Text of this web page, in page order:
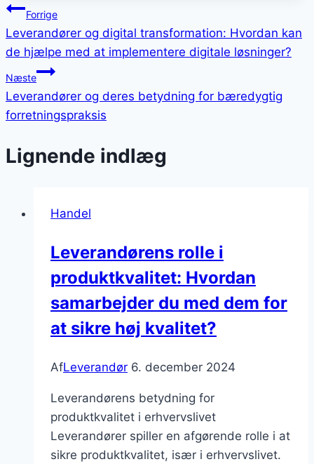
Indlægsnavigation
Forrige
Leverandører og digital transformation: Hvordan kan
de hjælpe med at implementere digitale løsninger?
Næste
Leverandører og deres betydning for bæredygtig
forretningspraksis
Lignende indlæg
Handel
Leverandørens rolle i
produktkvalitet: Hvordan
samarbejder du med dem for
at sikre høj kvalitet?
AfLeverandør 6. december 2024
Leverandørens betydning for
produktkvalitet i erhvervslivet
Leverandører spiller en afgørende rolle i at
sikre produktkvalitet, især i erhvervslivet.